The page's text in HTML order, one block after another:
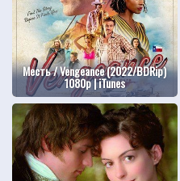
Месть / Vengeance (2022/BDRip)
1080p | iTunes